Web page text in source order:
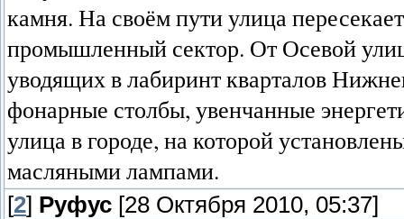
камня. На своём пути улица
промышленный сектор. От Осевой
уводящих в лабиринт кварталов
фонарные столбы, увенчанные
улица в городе, на которой
масляными лампами.
[2] Руфус [28 Октября 2010, 05:37]